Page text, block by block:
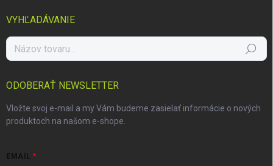
VYHĽADÁVANIE
Hľadať
ODOBERAŤ NEWSLETTER
Vložte svoj e-mail a my Vám budeme zasielať informácie o nových
produktoch na našom e-shope.
EMAIL